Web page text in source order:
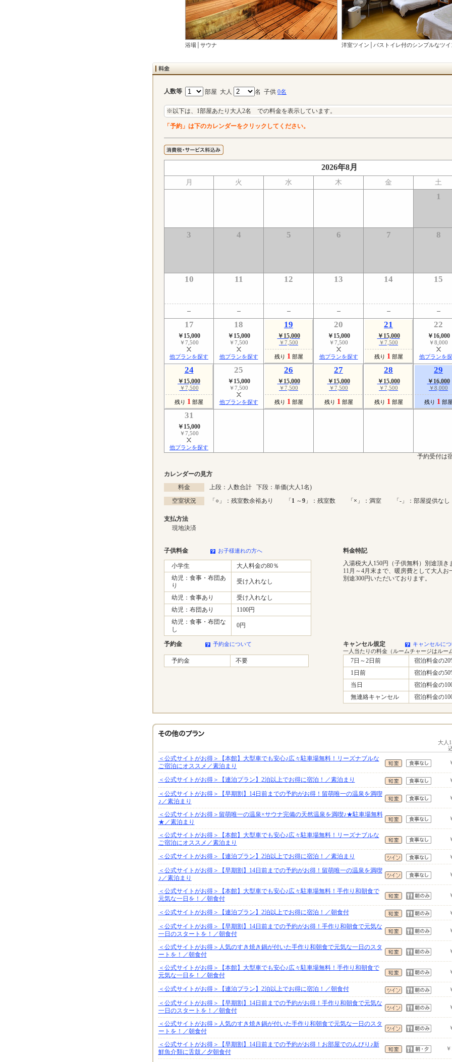
浴場│サウナ 洋室ツイン│バストイレ付のシンプルなツイ
人数等 部屋 大人 名 子供 0名
※以下は、1部屋あたり大人2名 での料金を表示しています。
「予約」は下のカレンダーをクリックしてください。
2026年8月
月 火 水 木 金 土
1
3 4 5 6 7 8
10 11 12 13 14 15
17
￥15,000
￥7,500
他プランを探す
18
￥15,000
￥7,500
他プランを探す
19
￥15,000
￥7,500
残り 1 部屋
20
￥15,000
￥7,500
他プランを探す
21
￥15,000
￥7,500
残り 1 部屋
22
￥16,000
￥8,000
他プランを
24
￥15,000
￥7,500
残り 1 部屋
25
￥15,000
￥7,500
他プランを探す
26
￥15,000
￥7,500
残り 1 部屋
27
￥15,000
￥7,500
残り 1 部屋
28
￥15,000
￥7,500
残り 1 部屋
29
￥16,000
￥8,000
残り 1 部屋
31
￥15,000
￥7,500
他プランを探す
予約受付は
カレンダーの見方
料金
上段：人数合計 下段：単価(大人1名)
空室状況
「○ 」：残室数余裕あり 「1 ～9 」：残室数 「× 」：満室 「-」：部屋提供なし
支払方法
現地決済
子供料金 お子様連れの方へ 料金特記
小学生
大人料金の80％
幼児：食事・布団あ
り
受け入れなし
幼児：食事あり
受け入れなし
幼児：布団あり
1100円
幼児：食事・布団な
し
0円
入湯税大人150円（子供無料）別途頂き
11月～4月末まで、暖房費として大人お
別途300円いただいております。
予約金 予約金について キャンセル規定
キャンセルに
一人当たりの料金（ルームチャージはルー
予約金 不要 7日～2日前
宿泊料金の
1日前
宿泊料金の
当日
宿泊料金の
無連絡キャンセル
宿泊料金の
大人
＜公式サイトがお得＞【本館】大型車でも安心♪広々駐車場無料！リーズナブルな
ご宿泊にオススメ／素泊まり
＜公式サイトがお得＞【連泊プラン】2泊以上でお得に宿泊！／素泊まり
＜公式サイトがお得＞【早期割】14日前までの予約がお得！留萌唯一の温泉を満喫
♪／素泊まり
＜公式サイトがお得＞留萌唯一の温泉×サウナ完備の天然温泉を満喫♪★駐車場無料
★／素泊まり
＜公式サイトがお得＞【本館】大型車でも安心♪広々駐車場無料！リーズナブルな
ご宿泊にオススメ／素泊まり
＜公式サイトがお得＞【連泊プラン】2泊以上でお得に宿泊！／素泊まり
＜公式サイトがお得＞【早期割】14日前までの予約がお得！留萌唯一の温泉を満喫
♪／素泊まり
＜公式サイトがお得＞【本館】大型車でも安心♪広々駐車場無料！手作り和朝食で
元気な一日を！／朝食付
＜公式サイトがお得＞【連泊プラン】2泊以上でお得に宿泊！／朝食付
＜公式サイトがお得＞【早期割】14日前までの予約がお得！手作り和朝食で元気な
一日のスタートを！／朝食付
＜公式サイトがお得＞人気のすき焼き鍋が付いた手作り和朝食で元気な一日のスタ
ートを！／朝食付
＜公式サイトがお得＞【本館】大型車でも安心♪広々駐車場無料！手作り和朝食で
元気な一日を！／朝食付
＜公式サイトがお得＞【連泊プラン】2泊以上でお得に宿泊！／朝食付
＜公式サイトがお得＞【早期割】14日前までの予約がお得！手作り和朝食で元気な
一日のスタートを！／朝食付
＜公式サイトがお得＞人気のすき焼き鍋が付いた手作り和朝食で元気な一日のスタ
ートを！／朝食付
＜公式サイトがお得＞【早期割】14日前までの予約がお得！お部屋でのんびり♪新
鮮魚介類に舌鼓／夕朝食付